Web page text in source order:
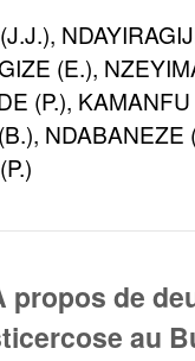
(E.),
(P.), KAMANFU
NDABANEZE
propos de
au